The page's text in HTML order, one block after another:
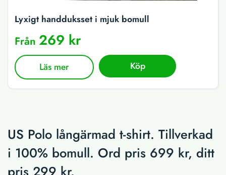
Lyxigt handduksset i mjuk bomull
Från 269 kr
Läs mer Köp
US Polo långärmad t-shirt. Tillverkad
i 100% bomull. Ord pris 699 kr, ditt